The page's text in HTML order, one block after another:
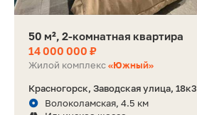
50 м², 2-комнатная квартира
14 000 000 ₽
Жилой комплекс«Южный»
Красногорск, Заводская улица, 18к3
Волоколамская, 4.5 км